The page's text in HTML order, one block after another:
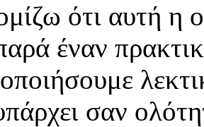
ότι αυτή η
έναν
σαν